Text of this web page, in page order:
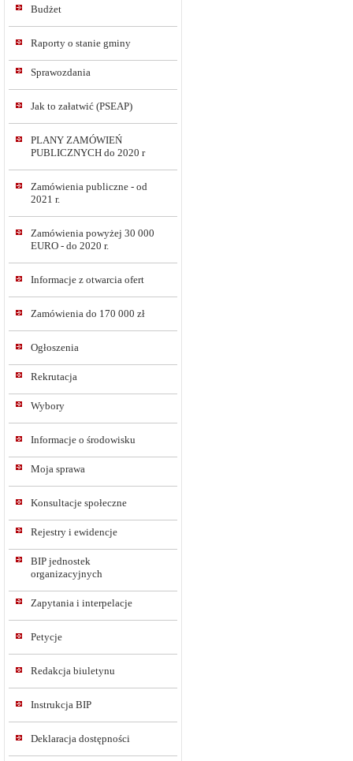
Budżet
Raporty o stanie gminy
Sprawozdania
Jak to załatwić (PSEAP)
PLANY ZAMÓWIEŃ
PUBLICZNYCH do 2020 r
Zamówienia publiczne - od
2021 r.
Zamówienia powyżej 30 000
EURO - do 2020 r.
Informacje z otwarcia ofert
Zamówienia do 170 000 zł
Ogłoszenia
Rekrutacja
Wybory
Informacje o środowisku
Moja sprawa
Konsultacje społeczne
Rejestry i ewidencje
BIP jednostek
organizacyjnych
Zapytania i interpelacje
Petycje
Redakcja biuletynu
Instrukcja BIP
Deklaracja dostępności